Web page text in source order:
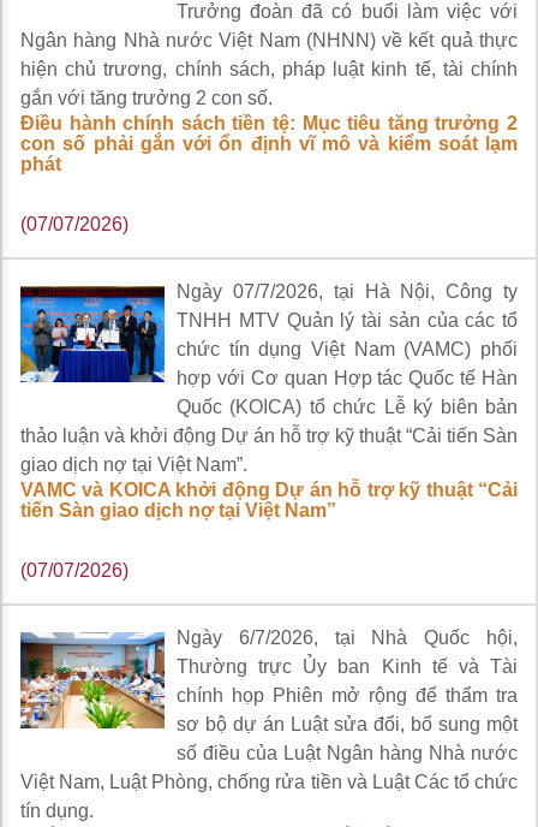
Điều hành chính sách tiền tệ: Mục tiêu tăng trưởng 2
con số phải gắn với ổn định vĩ mô và kiểm soát lạm
phát
Trưởng đoàn đã có buổi làm việc với
Ngân hàng Nhà nước Việt Nam (NHNN) về kết quả thực
hiện chủ trương, chính sách, pháp luật kinh tế, tài chính
gắn với tăng trưởng 2 con số.
(07/07/2026)
VAMC và KOICA khởi động Dự án hỗ trợ kỹ thuật “Cải
tiến Sàn giao dịch nợ tại Việt Nam”
Ngày 07/7/2026, tại Hà Nội, Công ty
TNHH MTV Quản lý tài sản của các tổ
chức tín dụng Việt Nam (VAMC) phối
hợp với Cơ quan Hợp tác Quốc tế Hàn
Quốc (KOICA) tổ chức Lễ ký biên bản
thảo luận và khởi động Dự án hỗ trợ kỹ thuật “Cải tiến Sàn
giao dịch nợ tại Việt Nam”.
(07/07/2026)
Ngày 6/7/2026, tại Nhà Quốc hội,
Thường trực Ủy ban Kinh tế và Tài
chính họp Phiên mở rộng để thẩm tra
sơ bộ dự án Luật sửa đổi, bổ sung một
số điều của Luật Ngân hàng Nhà nước
Việt Nam, Luật Phòng, chống rửa tiền và Luật Các tổ chức
tín dụng.